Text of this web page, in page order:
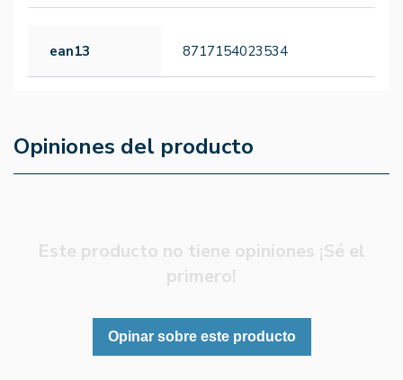
ean13 8717154023534
Opiniones del producto
Este producto no tiene opiniones ¡Sé el
primero!
Opinar sobre este producto